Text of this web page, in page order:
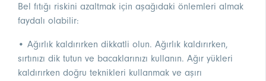
Bel fıtığı riskini azaltmak için aşağıdaki önlemleri almak
faydalı olabilir:
• Ağırlık kaldırırken dikkatli olun. Ağırlık kaldırırken,
sırtınızı dik tutun ve bacaklarınızı kullanın. Ağır yükleri
kaldırırken doğru teknikleri kullanmak ve aşırı